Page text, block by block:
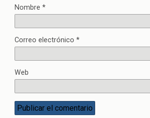
Nombre *
Correo electrónico *
Web